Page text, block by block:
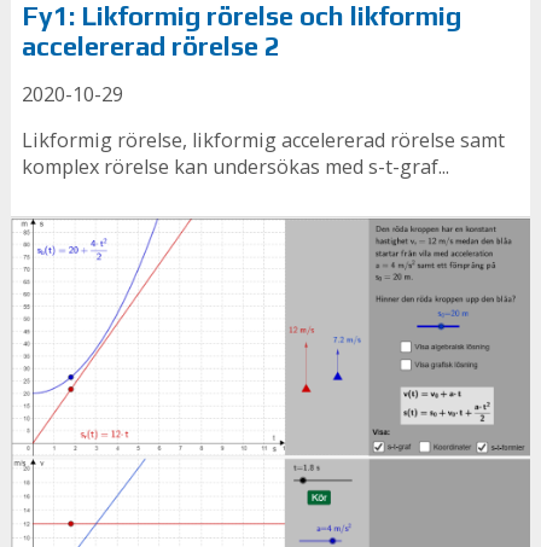
Fy1: Likformig rörelse och likformig
accelererad rörelse 2
2020-10-29
Likformig rörelse, likformig accelererad rörelse samt
komplex rörelse kan undersökas med s-t-graf...